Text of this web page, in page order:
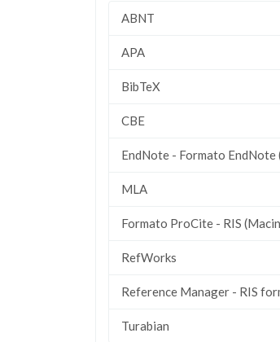
ABNT
APA
BibTeX
CBE
EndNote - Formato
MLA
Formato ProCite - RIS
RefWorks
Reference Manager - RIS
Turabian